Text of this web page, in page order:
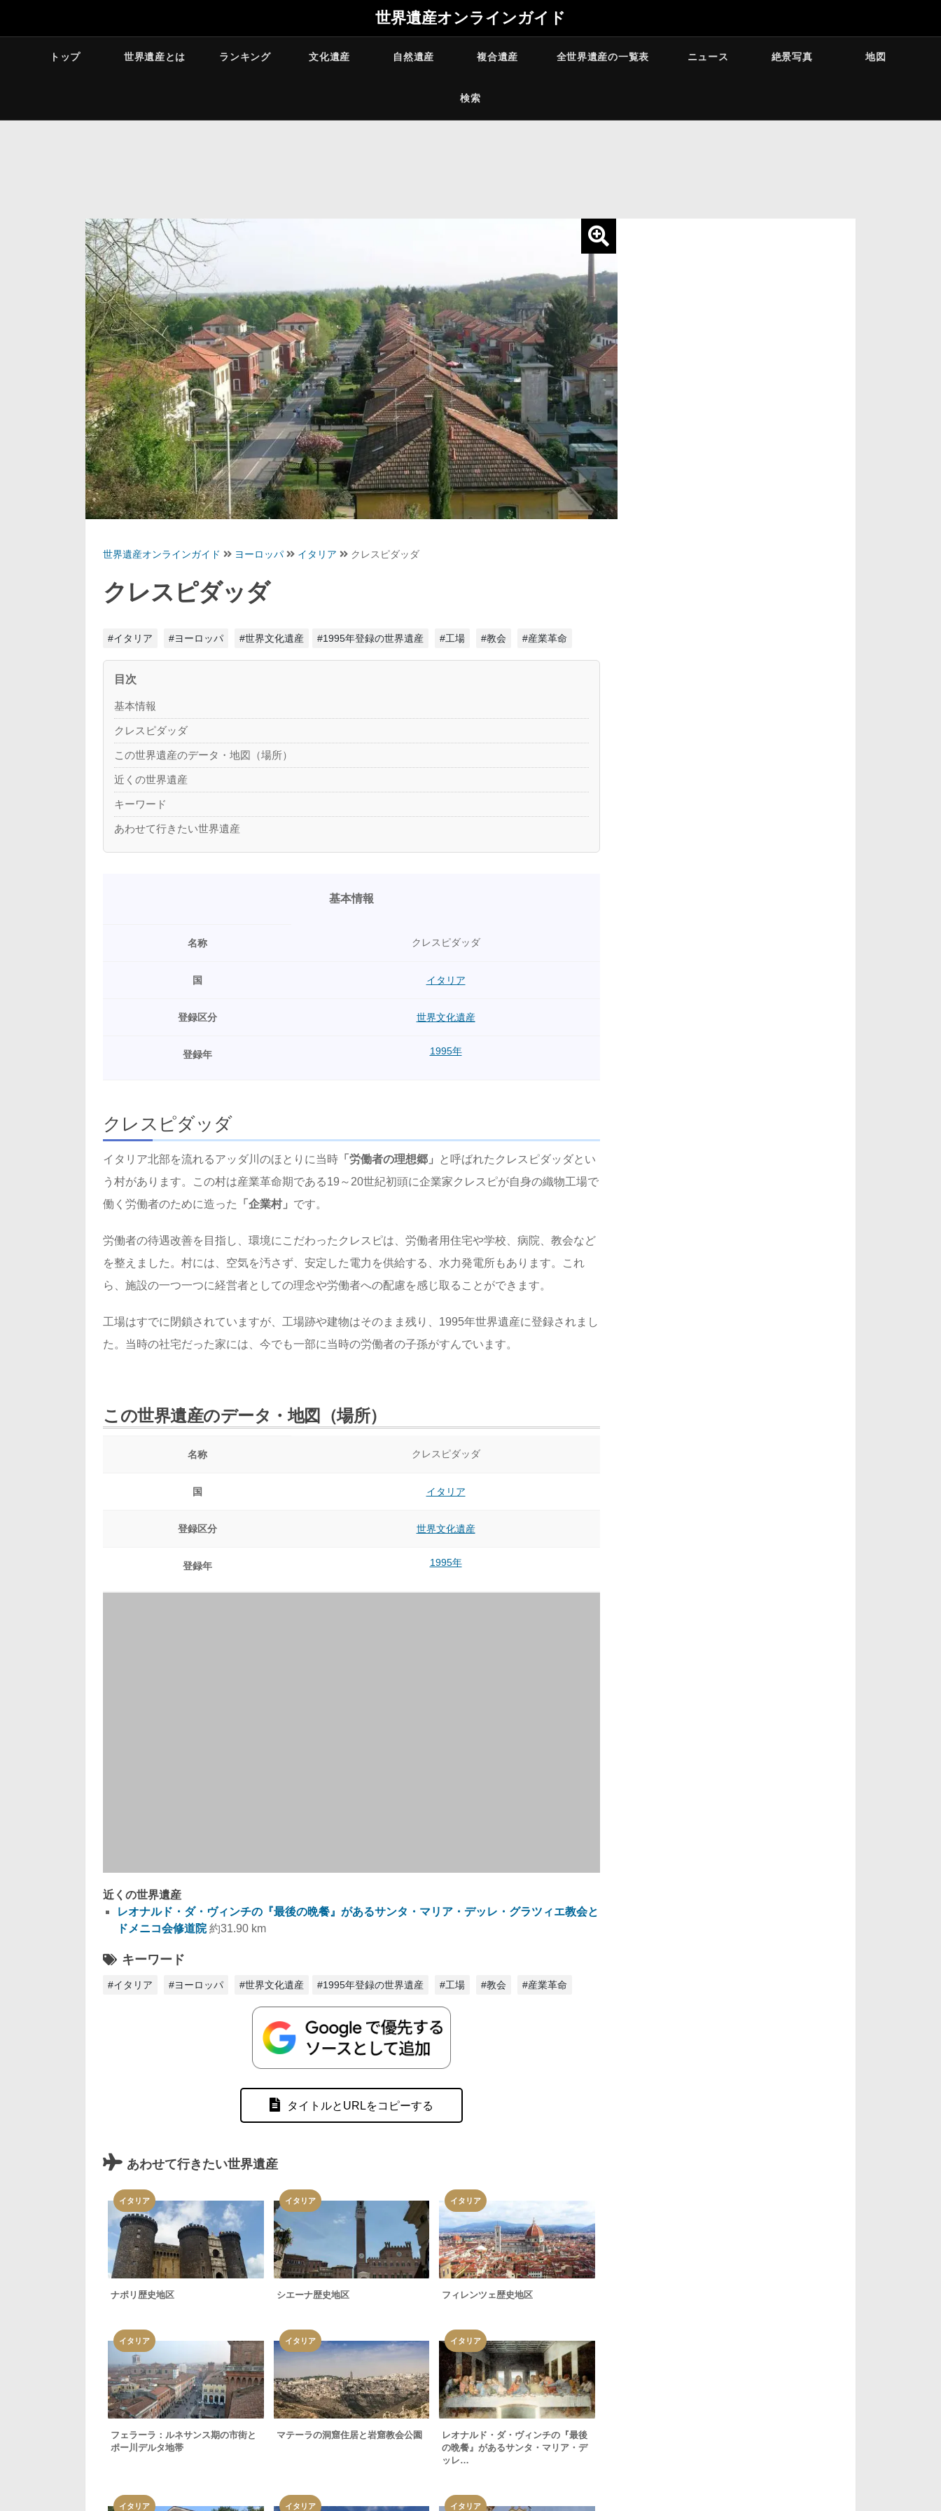
世界遺産オンラインガイド
トップ 世界遺産とは ランキング 文化遺産 自然遺産 複合遺産 全世界遺産の一覧表 ニュース 絶景写真 地図
検索
世界遺産オンラインガイド ヨーロッパ イタリア クレスピダッダ
クレスピダッダ
#イタリア #ヨーロッパ #世界文化遺産 #1995年登録の世界遺産 #工場 #教会 #産業革命
目次
基本情報
クレスピダッダ
この世界遺産のデータ・地図（場所）
近くの世界遺産
キーワード
あわせて行きたい世界遺産
基本情報
名称 クレスピダッダ
国 イタリア
登録区分 世界文化遺産
登録年 1995年
クレスピダッダ
イタリア北部を流れるアッダ川のほとりに当時 「労働者の理想郷」
と呼ばれたクレスピダッダとい
う村があります。この村は産業革命期である19～20世紀初頭に企業家クレスピが自身の織物工場で
働く労働者のために造った
「企業村」 です。
労働者の待遇改善を目指し、環境にこだわったクレスピは、労働者用住宅や学校、病院、教会など
を整えました。村には、空気を汚さず、安定した電力を供給する、水力発電所もあります。これ
ら、施設の一つ一つに経営者としての理念や労働者への配慮を感じ取ることができます。
工場はすでに閉鎖されていますが、工場跡や建物はそのまま残り、1995年世界遺産に登録されまし
た。当時の社宅だった家には、今でも一部に当時の労働者の子孫がすんでいます。
この世界遺産のデータ・地図（場所）
名称 クレスピダッダ
国 イタリア
登録区分 世界文化遺産
登録年 1995年
近くの世界遺産
レオナルド・ダ・ヴィンチの『最後の晩餐』があるサンタ・マリア・デッレ・グラツィエ教会と
ドメニコ会修道院 約31.90 km
キーワード
#イタリア #ヨーロッパ #世界文化遺産 #1995年登録の世界遺産 #工場 #教会 #産業革命
タイトルとURLをコピーする
あわせて行きたい世界遺産
イタリア
ナポリ歴史地区
イタリア
シエーナ歴史地区
イタリア
フィレンツェ歴史地区
イタリア
フェラーラ：ルネサンス期の市街と
ポー川デルタ地帯
イタリア
マテーラの洞窟住居と岩窟教会公園
イタリア
レオナルド・ダ・ヴィンチの『最後
の晩餐』があるサンタ・マリア・デ
ッレ…
イタリア イタリア イタリア